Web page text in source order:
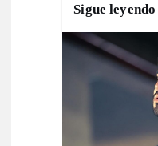
Sigue leyendo